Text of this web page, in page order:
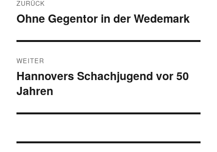
ZURÜCK
Vorheriger
Ohne Gegentor in der Wedemark
WEITER
Nächster
Beitrag:
Hannovers Schachjugend vor 50
Jahren